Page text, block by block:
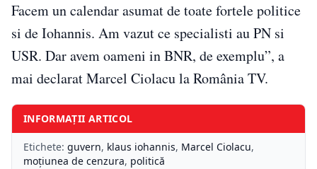
Facem un calendar asumat de toate fortele politice
si de Iohannis. Am vazut ce specialisti au PN si
USR. Dar avem oameni in BNR, de exemplu”, a
mai declarat Marcel Ciolacu la România TV.
INFORMAȚII ARTICOL
Etichete: guvern, klaus iohannis, Marcel Ciolacu,
moțiunea de cenzura, politică